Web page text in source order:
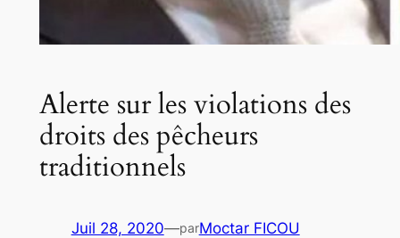
Alerte sur les violations des
droits des pêcheurs
traditionnels
Juil 28, 2020—parMoctar FICOU